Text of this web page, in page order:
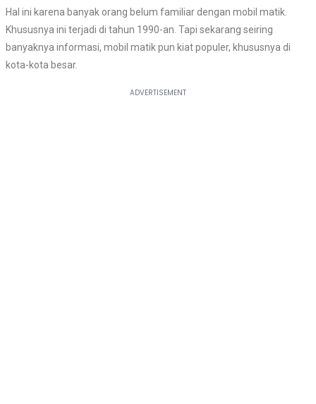
Hal ini karena banyak orang belum familiar dengan mobil matik.
Khususnya ini terjadi di tahun 1990-an. Tapi sekarang seiring
banyaknya informasi, mobil matik pun kiat populer, khususnya di
kota-kota besar.